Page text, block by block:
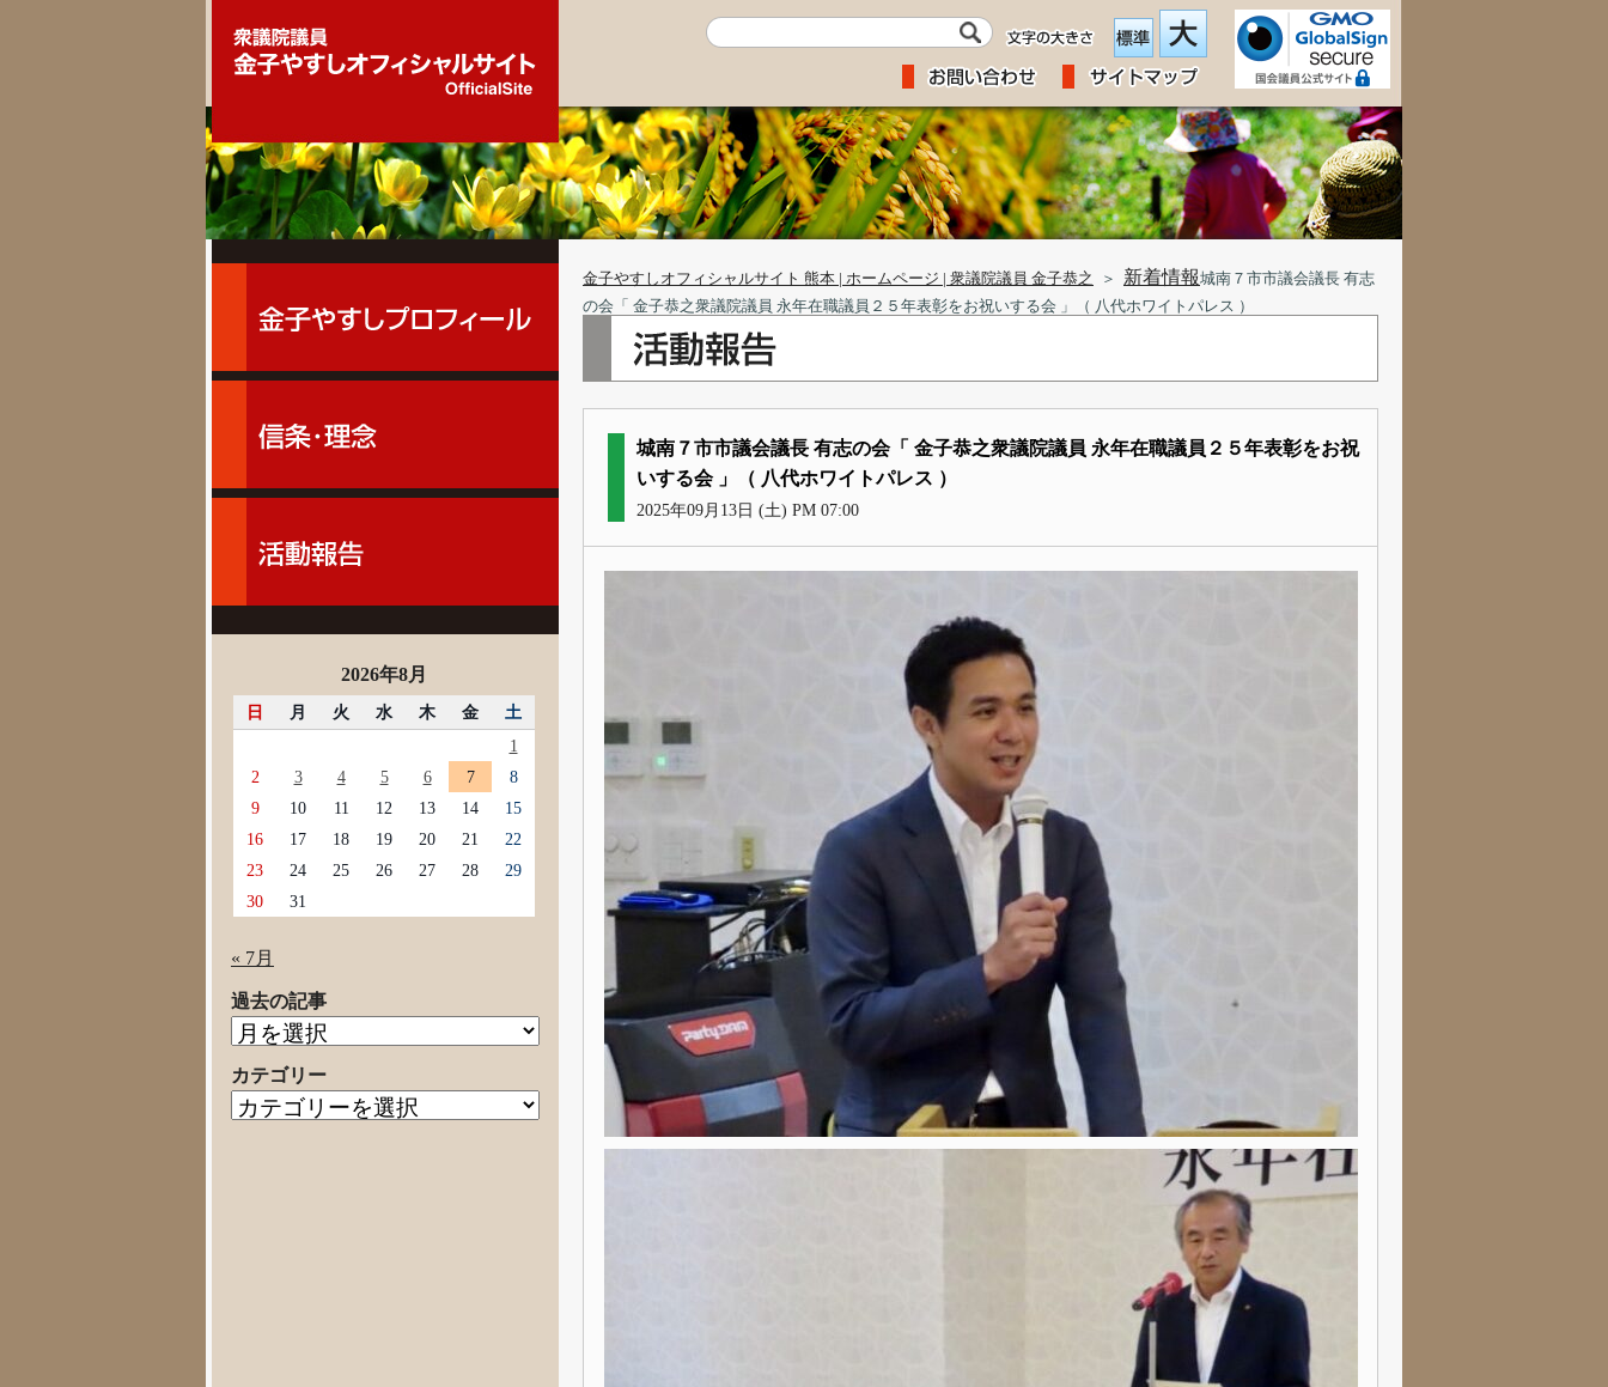
金子やすしオフィシャルサイト 熊本 | ホームページ | 衆議院議員 金子恭之 ＞ 新着情報城南７市市議会議長 有志
の会「 金子恭之衆議院議員 永年在職議員２５年表彰をお祝いする会 」（ 八代ホワイトパレス ）
城南７市市議会議長 有志の会「 金子恭之衆議院議員 永年在職議員２５年表彰をお祝
いする会 」（ 八代ホワイトパレス ）
2025年09月13日 (土) PM 07:00
2026年8月
日 月 火 水 木 金
土
1
2
3 4 5 6 7
8
9
10 11 12 13 14
15
16
17 18 19 20 21
22
23
24 25 26 27 28
29
30
31
« 7月
過去の記事
過
の
記
カテゴリー
カ